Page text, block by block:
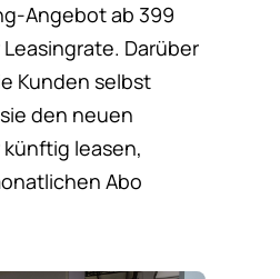
Angebot ab 399
Darüber
Kunden selbst
den neuen
leasen,
Abo